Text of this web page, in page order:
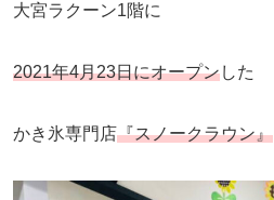
大宮ラクーン1階に
2021年4月23日にオープンした
かき氷専門店『スノークラウン』